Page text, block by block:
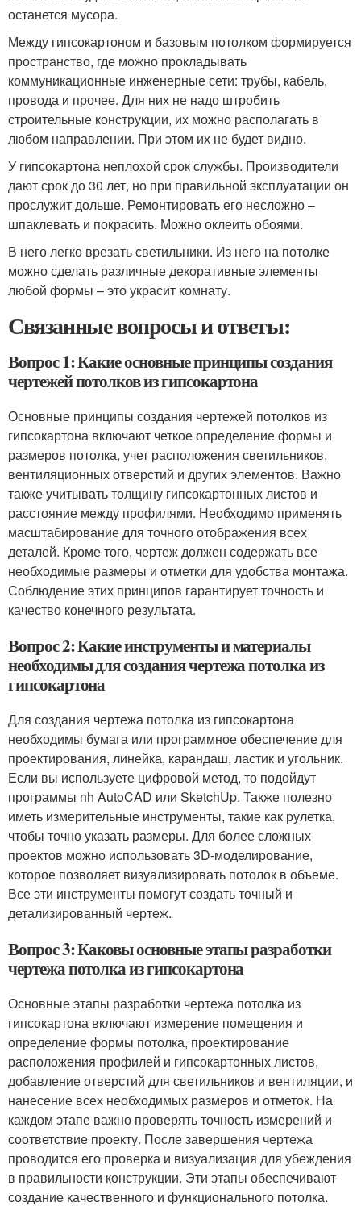
останется мусора.
Между гипсокартоном и базовым потолком формируется
пространство, где можно прокладывать
коммуникационные инженерные сети: трубы, кабель,
провода и прочее. Для них не надо штробить
строительные конструкции, их можно располагать в
любом направлении. При этом их не будет видно.
У гипсокартона неплохой срок службы. Производители
дают срок до 30 лет, но при правильной эксплуатации он
прослужит дольше. Ремонтировать его несложно –
шпаклевать и покрасить. Можно оклеить обоями.
В него легко врезать светильники. Из него на потолке
можно сделать различные декоративные элементы
любой формы – это украсит комнату.
Связанные вопросы и ответы:
Вопрос 1: Какие основные принципы создания
чертежей потолков из гипсокартона
Основные принципы создания чертежей потолков из
гипсокартона включают четкое определение формы и
размеров потолка, учет расположения светильников,
вентиляционных отверстий и других элементов. Важно
также учитывать толщину гипсокартонных листов и
расстояние между профилями. Необходимо применять
масштабирование для точного отображения всех
деталей. Кроме того, чертеж должен содержать все
необходимые размеры и отметки для удобства монтажа.
Соблюдение этих принципов гарантирует точность и
качество конечного результата.
Вопрос 2: Какие инструменты и материалы
необходимы для создания чертежа потолка из
гипсокартона
Для создания чертежа потолка из гипсокартона
необходимы бумага или программное обеспечение для
проектирования, линейка, карандаш, ластик и угольник.
Если вы используете цифровой метод, то подойдут
программы nh AutoCAD или SketchUp. Также полезно
иметь измерительные инструменты, такие как рулетка,
чтобы точно указать размеры. Для более сложных
проектов можно использовать 3D-моделирование,
которое позволяет визуализировать потолок в объеме.
Все эти инструменты помогут создать точный и
детализированный чертеж.
Вопрос 3: Каковы основные этапы разработки
чертежа потолка из гипсокартона
Основные этапы разработки чертежа потолка из
гипсокартона включают измерение помещения и
определение формы потолка, проектирование
расположения профилей и гипсокартонных листов,
добавление отверстий для светильников и вентиляции, и
нанесение всех необходимых размеров и отметок. На
каждом этапе важно проверять точность измерений и
соответствие проекту. После завершения чертежа
проводится его проверка и визуализация для убеждения
в правильности конструкции. Эти этапы обеспечивают
создание качественного и функционального потолка.